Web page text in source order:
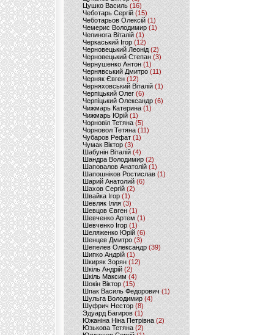
Цушко Василь (16)
Чеботарь Сергій (15)
Чеботарьов Олексій (1)
Чемерис Володимир (1)
Чепинога Віталій (1)
Черкаський Ігор (12)
Черновецький Леонід(2)
Черновецький Степан (3)
Чернушенко Антон (1)
Чернявський Дмитро(11)
Черняк Євген(12)
Черняховський Віталій (1)
Черпіцький Олег (6)
Черпіцький Олександр (6)
Чижмарь Катерина (1)
Чижмарь Юрій (1)
Чорновіл Тетяна (5)
Чорновол Тетяна (11)
Чубаров Рефат (1)
Чумак Віктор(3)
Шабунін Віталій (4)
Шандра Володимир (2)
Шаповалов Анатолій(1)
Шапошніков Ростислав(1)
Шарий Анатолий(6)
Шахов Сергій(2)
Швайка Ігор (1)
Шевляк Ілля (3)
Шевцов Євген (1)
Шевченко Артем(1)
Шевченко Ігор(1)
Шеляженко Юрій (6)
Шенцев Дмитро (3)
Шепелев Олександр (39)
Шипко Андрій(1)
Шкиряк Зорян(12)
Шкіль Андрій(2)
Шкіль Максим (4)
Шокін Віктор (15)
Шпак Василь Федорович (1)
Шульга Володимир (4)
Шуфрич Нестор(8)
Эдуард Багиров (1)
Южаніна Ніна Петрівна (2)
Юзькова Тетяна(2)